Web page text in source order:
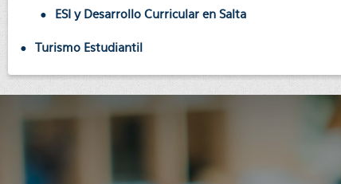
ESI y Desarrollo Curricular en Salta
Turismo Estudiantil